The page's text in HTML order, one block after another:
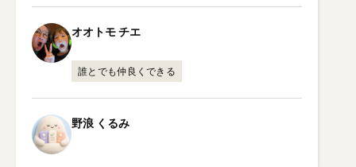
オオトモチエ
誰とでも仲良くできる
野浪 くるみ